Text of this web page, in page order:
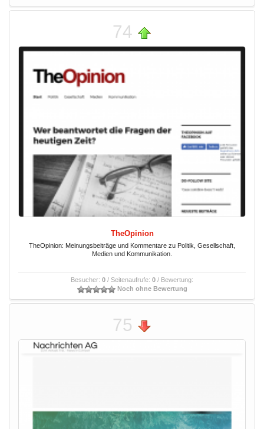
74
TheOpinion
TheOpinion: Meinungsbeiträge und Kommentare zu Politik, Gesellschaft,
Medien und Kommunikation.
Besucher: 0 / Seitenaufrufe: 0 / Bewertung:
Noch ohne Bewertung
75